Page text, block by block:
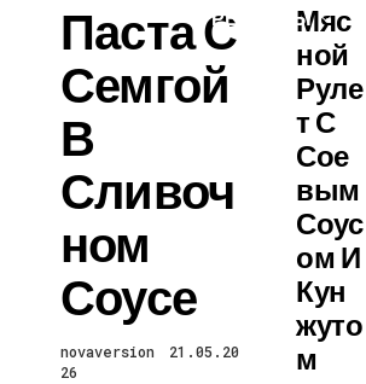
РЕЦЕПТЫ
Паста С
Семгой
В
Сливоч
Ном
Соусе
novaversion
21.05.20
26
Мяс
Ной
Руле
Т С
Сое
Вым
Соус
Ом И
Кун
Жуто
М